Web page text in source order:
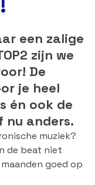
een zalige
zijn we
De
je heel
én ook de
anders.
muziek?
de beat niet
goed op